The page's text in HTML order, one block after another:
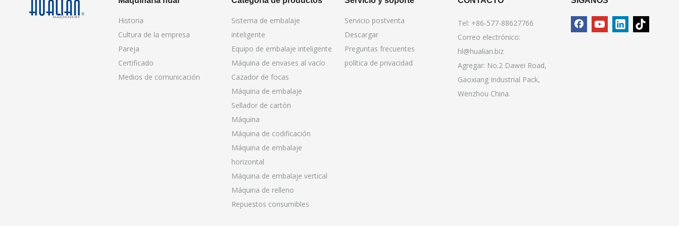
Historia
Cultura de la empresa
Pareja
Certificado
Medios de comunicación
Sistema de embalaje
inteligente
Equipo de embalaje inteligente
Máquina de envases al vacío
Cazador de focas
Máquina de embalaje
Sellador de cartón
Máquina
Máquina de codificación
Máquina de embalaje
horizontal
Máquina de embalaje vertical
Máquina de relleno
Repuestos consumibles
Servicio postventa
Descargar
Preguntas frecuentes
política de privacidad
Tel: +86-577-88627766
Correo electrónico:
hl@hualian.biz
Agregar: No.2 Dawei Road,
Gaoxiang Industrial Pack,
Wenzhou China.